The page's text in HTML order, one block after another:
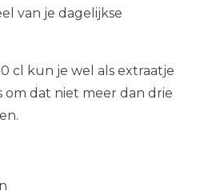
van je dagelijkse
cl kun je wel als extraatje
om dat niet meer dan drie